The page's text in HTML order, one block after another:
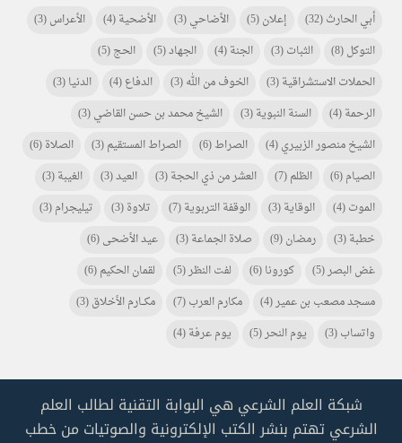
أبي الحارث(32) إعلان(5) الأضاحي(3) الأضحية(4) الأعراس(3)
التوكل(8) الثبات(3) الجنة(4) الجهاد(5) الحج(5)
الحملات الاستشراقية(3) الخوف من الله(3) الدفاع(4) الدنيا(3)
الرحمة(4) السنة النبوية(3) الشيخ محمد بن حسن القاضي(3)
الشيخ منصور الزبيري(4) الصراط(6) الصراط المستقيم(3) الصلاة(6)
الصيام(6) الظلم(7) العشر من ذي الحجة(3) العيد(3) الغيبة(3)
الموت(4) الوقاية(3) الوقفة التربوية(7) تلاوة(3) تيليجرام(3)
خطبة(3) رمضان(9) صلاة الجماعة(3) عيد الأضحى(6)
غض البصر(5) كورونا(6) لفت النظر(5) لقمان الحكيم(6)
مسجد مصعب بن عمير(4) مكارم العرب(7) مكـــارم الأخلاق(3)
واتساب(3) يوم النحر(5) يوم عرفة(4)
شبكة العلم الشرعي هي البوابة التقنية لطالب العلم
الشرعي تهتم بنشر الكتب الإلكترونية والصوتيات من خطب